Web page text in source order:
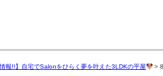
情報!!】自宅でSalonをひらく夢を叶えた3LDKの平屋 >